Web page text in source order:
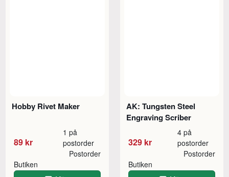
Hobby Rivet Maker
89 kr
1 på
postorder
Butiken
Postorder
AK: Tungsten Steel
Engraving Scriber
329 kr
4 på
postorder
Butiken
Postorder